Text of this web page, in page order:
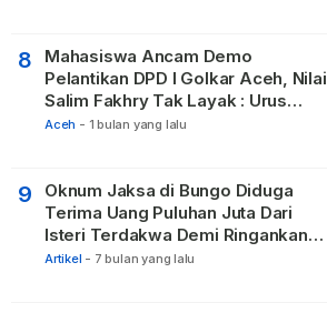
8
Mahasiswa Ancam Demo
Pelantikan DPD I Golkar Aceh, Nilai
Salim Fakhry Tak Layak : Urus
Kabupaten Tak Becus.
Aceh - 1 bulan yang lalu
9
Oknum Jaksa di Bungo Diduga
Terima Uang Puluhan Juta Dari
Isteri Terdakwa Demi Ringankan
Hukuman
Artikel - 7 bulan yang lalu